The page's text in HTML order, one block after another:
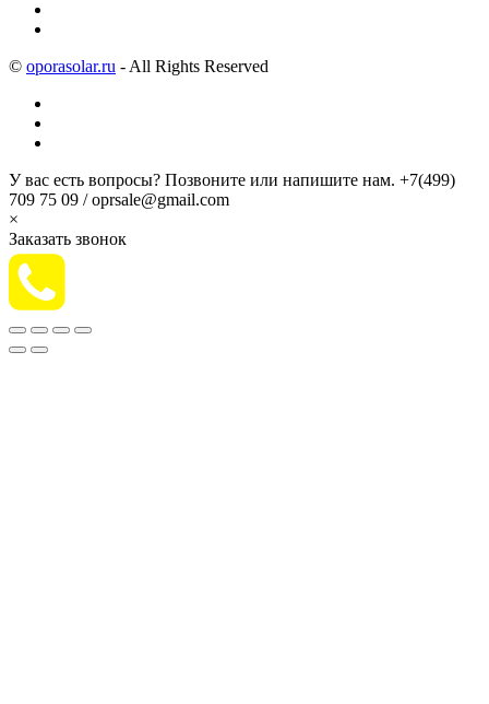
© oporasolar.ru - All Rights Reserved
У вас есть вопросы? Позвоните или напишите нам. +7(499)
709 75 09 / oprsale@gmail.com
×
Заказать звонок